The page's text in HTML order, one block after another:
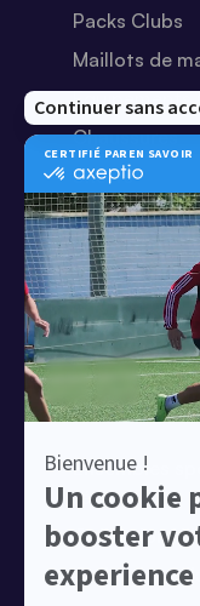
Packs Clubs
Maillots de
Equipements
Chaussures
Shorts
Football
Chaussettes
T-shirts
Tenues de
Offres
Ensembles
réduit
Collection
Collection